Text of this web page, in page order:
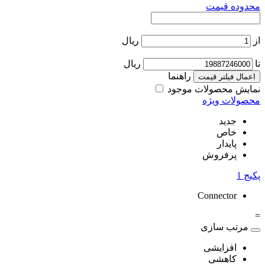
محدوده قیمت
از ریال
تا ریال
اعمال فیلتر قیمت
راهنما
نمایش محصولات موجود
محصولات ویژه
جدید
خاص
پایدار
پرفروش
پکیج 1
Connector
=
مرتب سازی
افزایشی
کاهشی